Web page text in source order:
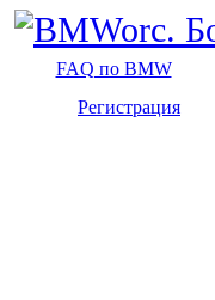
FAQ по BMW
Регистрация